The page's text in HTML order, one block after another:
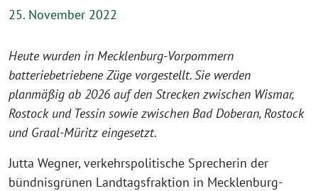
25. November 2022
Heute wurden in Mecklenburg-Vorpommern
batteriebetriebene Züge vorgestellt. Sie werden
planmäßig ab 2026 auf den Strecken zwischen Wismar,
Rostock und Tessin sowie zwischen Bad Doberan, Rostock
und Graal-Müritz eingesetzt.
Jutta Wegner, verkehrspolitische Sprecherin der
bündnisgrünen Landtagsfraktion in Mecklenburg-